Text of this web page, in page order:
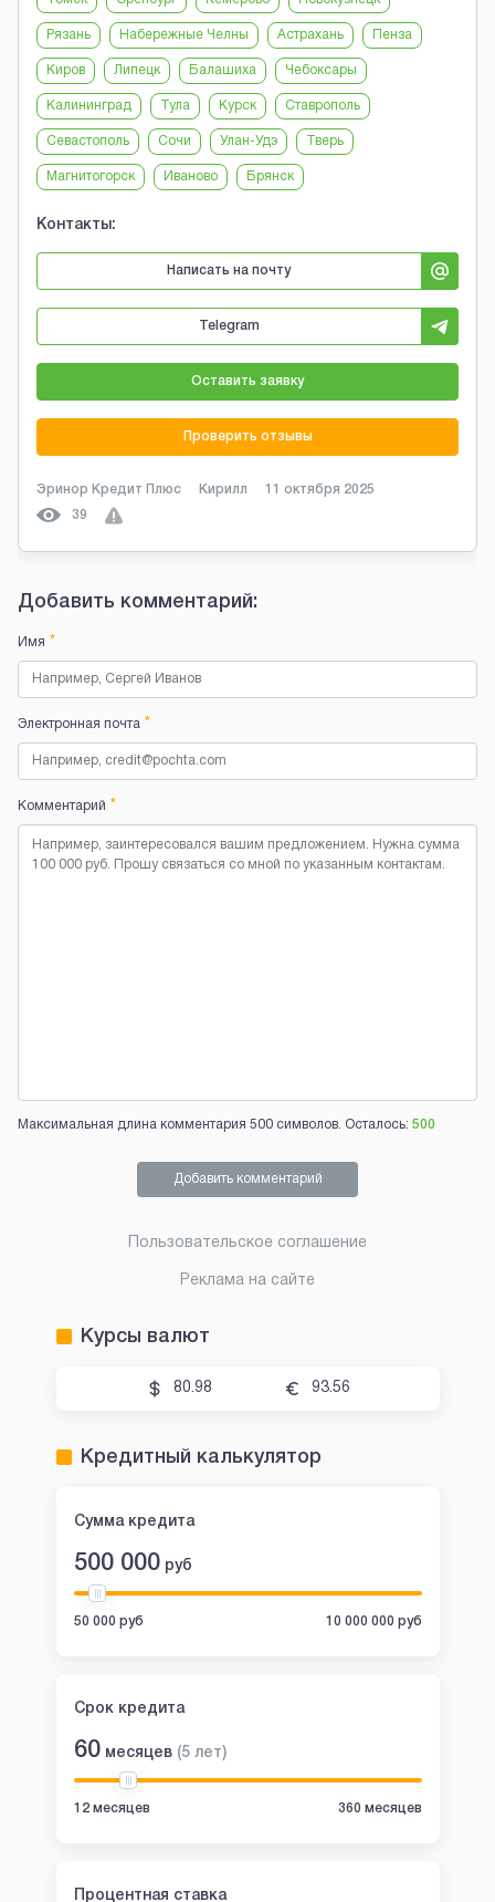
Рязань Набережные Челны Астрахань Пенза
Киров Липецк Балашиха Чебоксары
Калининград Тула Курск Ставрополь
Севастополь Сочи Улан-Удэ Тверь
Магнитогорск Иваново Брянск
Контакты:
Написать на почту
Telegram
Оставить заявку
Проверить отзывы
Эринор Кредит Плюс Кирилл 11 октября 2025
39
Добавить комментарий:
Имя *
Электронная почта *
Комментарий *
Максимальная длина комментария 500 символов. Осталось: 500
Добавить комментарий
Пользовательское соглашение
Реклама на сайте
Курсы валют
80.98 93.56
Кредитный калькулятор
Сумма кредита
500 000 руб
50 000 руб 10 000 000 руб
Срок кредита
60 месяцев (5 лет)
12 месяцев 360 месяцев
Процентная ставка